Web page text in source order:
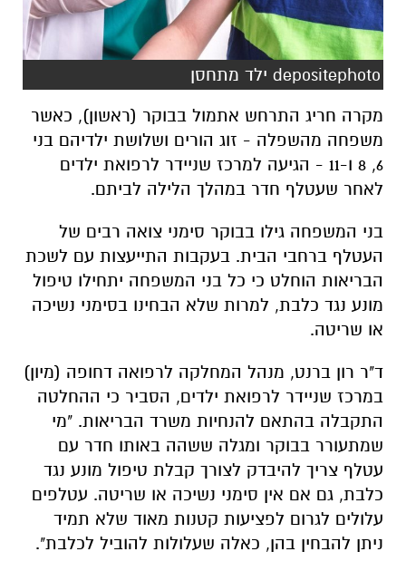
depositephoto ילד מתחסן
מקרה חריג התרחש אתמול בבוקר (ראשון), כאשר
משפחה מהשפלה - זוג הורים ושלושת ילדיהם בני
6, 8 ו-11 - הגיעה למרכז שניידר לרפואת ילדים
לאחר שעטלף חדר במהלך הלילה לביתם.
בני המשפחה גילו בבוקר סימני צואה רבים של
העטלף ברחבי הבית. בעקבות התייעצות עם לשכת
הבריאות הוחלט כי כל בני המשפחה יתחילו טיפול
מונע נגד כלבת, למרות שלא הבחינו בסימני נשיכה
או שריטה.
ד"ר רון ברנט, מנהל המחלקה לרפואה דחופה (מיון)
במרכז שניידר לרפואת ילדים, הסביר כי ההחלטה
התקבלה בהתאם להנחיות משרד הבריאות. "מי
שמתעורר בבוקר ומגלה ששהה באותו חדר עם
עטלף צריך להיבדק לצורך קבלת טיפול מונע נגד
כלבת, גם אם אין סימני נשיכה או שריטה. עטלפים
עלולים לגרום לפציעות קטנות מאוד שלא תמיד
ניתן להבחין בהן, כאלה שעלולות להוביל לכלבת".